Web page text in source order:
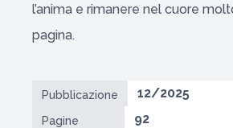
l’anima e rimanere nel cuore
pagina.
Pubblicazione 12/2025
Pagine 92